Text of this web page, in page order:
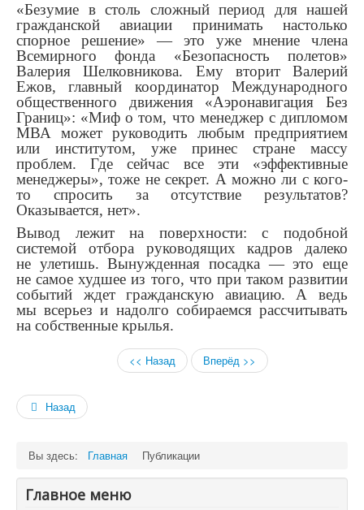
«Безумие в столь сложный период для нашей
гражданской авиации принимать настолько
спорное решение» — это уже мнение члена
Всемирного фонда «Безопасность полетов»
Валерия Шелковникова. Ему вторит Валерий
Ежов, главный координатор Международного
общественного движения «Аэронавигация Без
Границ»: «Миф о том, что менеджер с дипломом
МВА может руководить любым предприятием
или институтом, уже принес стране массу
проблем. Где сейчас все эти «эффективные
менеджеры», тоже не секрет. А можно ли с кого-
то спросить за отсутствие результатов?
Оказывается, нет».
Вывод лежит на поверхности: с подобной
системой отбора руководящих кадров далеко
не улетишь. Вынужденная посадка — это еще
не самое худшее из того, что при таком развитии
событий ждет гражданскую авиацию. А ведь
мы всерьез и надолго собираемся рассчитывать
на собственные крылья.
<< Назад Вперёд >>
Назад
Вы здесь: Главная Публикации
Главное меню